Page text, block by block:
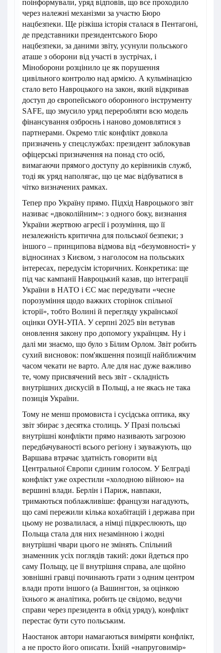
поінформували, уряд відповів, що все проходило
через належні механізми за участю Бюро
нацбезпеки. Ще різкіша історія сталася в Пентагоні,
де представники президентського Бюро
нацбезпеки, за даними звіту, усунули польського
аташе з оборони від участі в зустрічах, і
Міноборони розцінило це як порушення
цивільного контролю над армією. А кульмінацією
стало вето Навроцького на закон, який відкривав
доступ до європейського оборонного інструменту
SAFE, що змусило уряд переробляти всю модель
фінансування озброєнь і наново домовлятися з
партнерами. Окремо тліє конфлікт довкола
призначень у спецслужбах: президент заблокував
офіцерські призначення на понад сто осіб,
вимагаючи прямого доступу до керівників служб,
тоді як уряд наполягає, що це має відбуватися в
чітко визначених рамках.
Тепер про Україну прямо. Підхід Навроцького звіт
називає «двоколійним»: з одного боку, визнання
України жертвою агресії і розуміння, що її
незалежність критична для польської безпеки; з
іншого – принципова відмова від «безумовності» у
відносинах з Києвом, з наголосом на польських
інтересах, передусім історичних. Конкретика: ще
під час кампанії Навроцький казав, що інтеграції
України в НАТО і ЄС має передувати «чесне
порозуміння щодо важких сторінок спільної
історії», тобто Волині й перегляду української
оцінки ОУН-УПА. У серпні 2025 він ветував
оновлення закону про допомогу українцям. Ну і
далі ми знаємо, що було з Білим Орлом. Звіт робить
сухий висновок: пом'якшення позиції найближчим
часом чекати не варто. Але для нас дуже важливо
те, чому присвячений весь звіт - складність
внутрішних дискусій в Польщі, а не якась не така
позиція України.
Тому не менш промовиста і сусідська оптика, яку
звіт збирає з десятка столиць. У Празі польські
внутрішні конфлікти прямо називають загрозою
передбачуваності всього регіону і зауважують, що
Варшава втрачає здатність говорити від
Центральної Європи єдиним голосом. У Белграді
конфлікт уже охрестили «холодною війною» на
вершині влади. Берлін і Париж, навпаки,
тримаються поблажливіше: французи нагадують,
що самі пережили кілька кохабітацій і держава при
цьому не розвалилася, а німці підкреслюють, що
Польща стала для них незамінною і жодні
внутрішні чвари цього не змінять. Спільний
знаменник усіх поглядів такий: доки йдеться про
саму Польщу, це її внутрішня справа, але щойно
зовнішні гравці починають грати з одним центром
влади проти іншого (а Вашингтон, за оцінкою
їхнього ж аналітика, робить це свідомо, ведучи
справи через президента в обхід уряду), конфлікт
перестає бути суто польським.
Наостанок автори намагаються виміряти конфлікт,
а не просто його описати. Їхній «напруговимір»